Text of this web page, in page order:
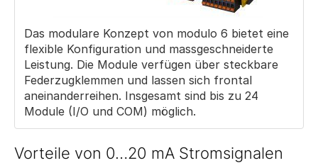
Das modulare Konzept von modulo 6 bietet eine
flexible Konfiguration und massgeschneiderte
Leistung. Die Module verfügen über steckbare
Federzugklemmen und lassen sich frontal
aneinanderreihen. Insgesamt sind bis zu 24
Module (I/O und COM) möglich.
Vorteile von 0…20 mA Stromsignalen